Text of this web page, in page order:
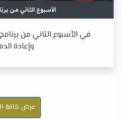
الأسبوع الثاني من
في الأسبوع الثاني من
وإعادة
عرض كافة